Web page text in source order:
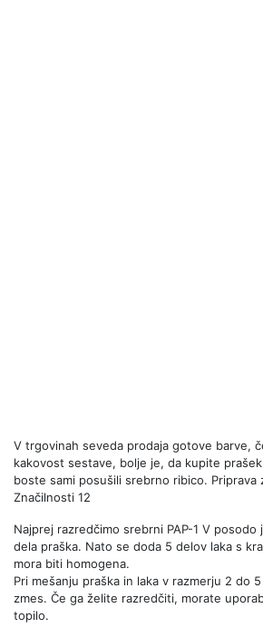
V trgovinah seveda prodaja gotove barve,
kakovost sestave, bolje je, da kupite
boste sami posušili srebrno ribico. Priprava
Značilnosti 12
Najprej razredčimo srebrni PAP-1 V
dela praška. Nato se doda 5 delov laka s
mora biti homogena.
Pri mešanju praška in laka v razmerju 2 do
zmes. Če ga želite razredčiti, morate
topilo.